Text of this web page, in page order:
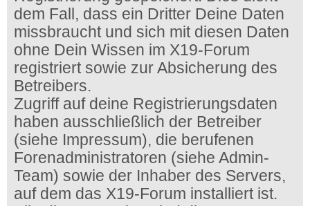
dem Fall, dass ein Dritter Deine Daten
missbraucht und sich mit diesen Daten
ohne Dein Wissen im X19-Forum
registriert sowie zur Absicherung des
Betreibers.
Zugriff auf deine Registrierungsdaten
haben ausschließlich der Betreiber
(siehe Impressum), die berufenen
Forenadministratoren (siehe Admin-
Team) sowie der Inhaber des Servers,
auf dem das X19-Forum installiert ist.